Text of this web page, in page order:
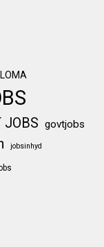
JOBS govtjobs
jobsinhyd